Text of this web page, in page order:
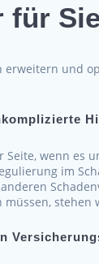
für
erweitern und
Seite, wenn es
im
müssen, stehen